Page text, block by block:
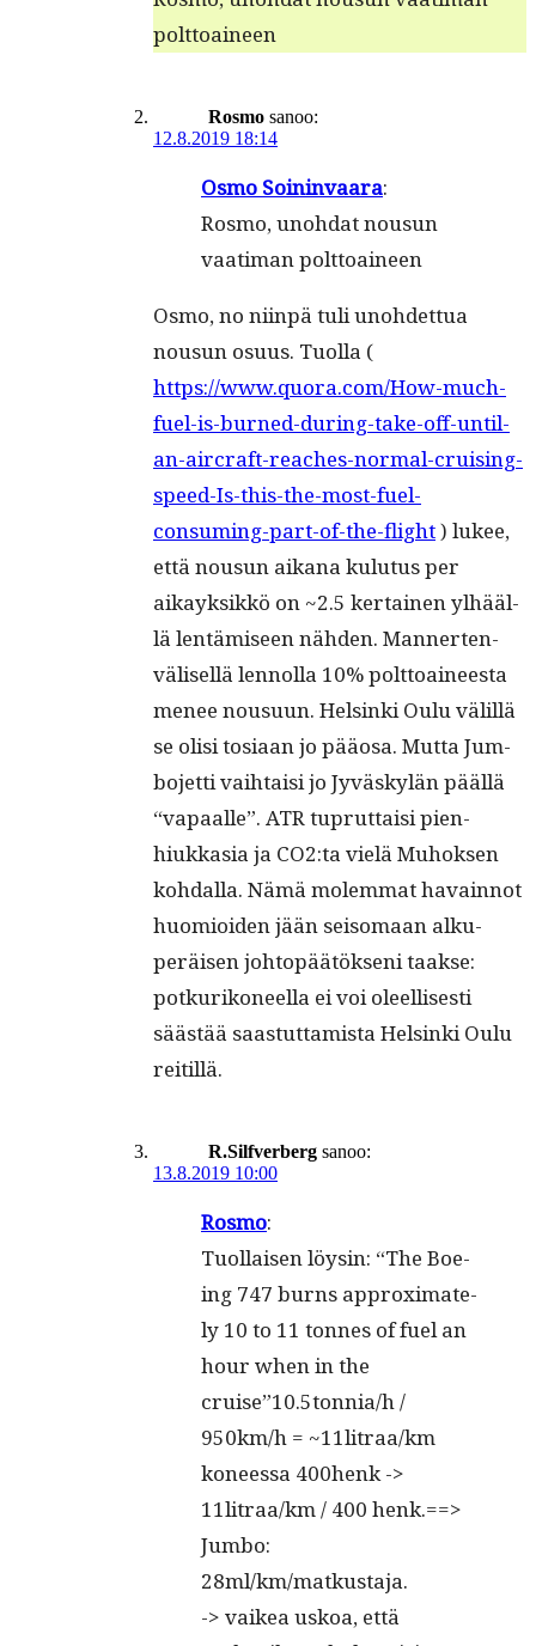
polttoaineen
Rosmo sanoo:
12.8.2019 18:14
Osmo Soin­in­vaara:
Ros­mo, uno­h­dat nousun
vaa­ti­man polttoaineen
Osmo, no niin­pä tuli uno­hdet­tua
nousun osu­us. Tuol­la (
https://www.quora.com/How-much-
fuel-is-burned-during-take-off-until-
an-aircraft-reaches-normal-cruising-
speed-Is-this-the-most-fuel-
consuming-part-of-the-flight) lukee,
että nousun aikana kulu­tus per
aikayk­sikkö on ~2.5 ker­tainen ylhääl­
lä lentämiseen näh­den. Man­nerten­
välisel­lä lennol­la 10% polt­toaineesta
menee nousu­un. Helsin­ki Oulu välil­lä
se olisi tosi­aan jo pääosa. Mut­ta Jum­
bo­jet­ti vai­h­taisi jo Jyväskylän pääl­lä
“vapaalle”. ATR tuprut­taisi pien­
hiukka­sia ja CO2:ta vielä Muhok­sen
kohdal­la. Nämä molem­mat havain­not
huomioiden jään sei­so­maan alku­
peräisen johtopäätök­seni taakse:
potkurikoneel­la ei voi oleel­lis­es­ti
säästää saas­tut­tamista Helsin­ki Oulu
reitillä.
R.Silfverberg sanoo:
13.8.2019 10:00
Ros­mo:
Tuol­laisen löysin: “The Boe­
ing 747 burns approx­i­mate­
ly 10 to 11 tonnes of fuel an
hour when in the
cruise”10.5tonnia/h /
950km/h = ~11litraa/km
koneessa 400henk ->
11litraa/km / 400 henk.==>
Jum­bo:
28ml/km/matkustaja.
-> vaikea uskoa, että